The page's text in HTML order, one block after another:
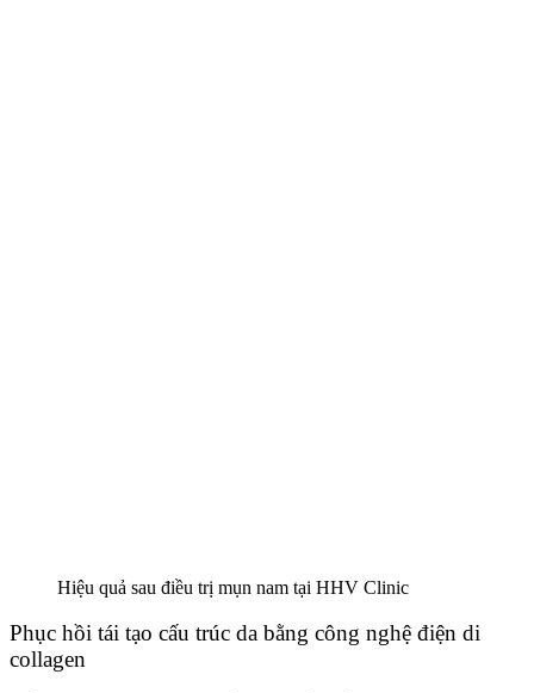
Hiệu quả sau điều trị mụn nam tại HHV Clinic
Phục hồi tái tạo cấu trúc da bằng công nghệ điện di
collagen